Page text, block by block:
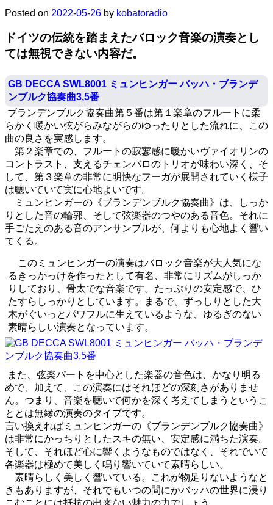
Posted on 2022-05-26 by kobatoradio
ドイツの伝統を踏まえたバロック音楽の演奏とし
ては無視できない内容だ。
GB DECCA SWL8001 ミュンヒンガー バッハ・ブランデ
ンブルク協奏曲3,5番
ブランデンブルク協奏曲第５番は第１楽章のフルートに柔
らかく暖かい弦がらみながらのゆったりとした流れに、この
曲の良さを実感します。
第２楽章での、フルートの寂寥感に暖かいヴァイオリンの
コントラスト、支えるチェンバロのトリオが味わい深く、そ
して、第３楽章の非常に明快なフーガが展開されていく様子
は聴いていて実に心地よいです。
ミュンヒンガーの《ブランデンブルク協奏曲》は、しっか
りとした音の輪郭、そして弦楽器のつやのある音色。それに
手ごたえのある音のアンサンブルが、何よりも心地よく響い
てくる。
このミュンヒンガーの演奏はバロック音楽が大人気にな
るきっかっけを作ったとして有名、非常にリズムがしっか
りしており、骨太でな音楽です。たっぷりの安定感で、ひ
たすらしっかりとしています。まるで、ずっしりとした大
木がぐいっとパワフルに生えているような、ゆるぎのない
素晴らしい演奏となっています。
また、弦楽パートを中心とした楽器の音色は、かなり明る
めで、加えて、この演奏にはそれほどの深刻さがありませ
ん。つまり、音楽を聴いて何かを深く考えてしまうというこ
ととは無縁の演奏のタイプです。
言い換えればミュンヒンガーの《ブランデンブルク協奏曲》
は非常にかっちりとしたスキの無い、安定感に満ちた演奏。
そして、それほど心に響くようなものではなく、それでいて
各楽器は極めて美しく鳴り響いていて素晴らしい。
素晴らしく美しく響いている。これが物足りないようなと
きもありますが、それでもいつの間にかバッハの世界に浸り
こむことには抵抗の出来ない魅力の力でしょう。